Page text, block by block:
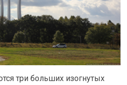
три больших изогнутых